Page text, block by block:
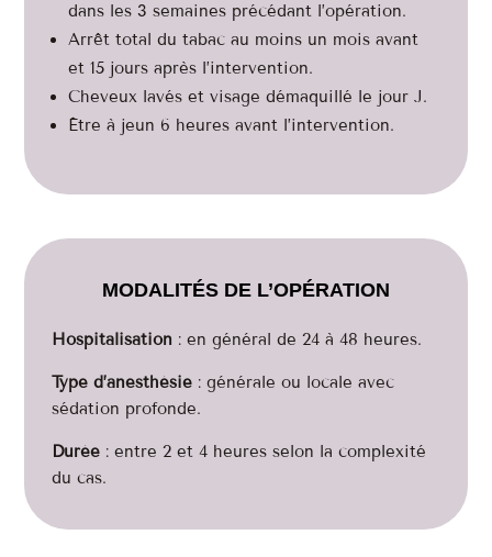
dans les 3 semaines précédant l’opération.
Arrêt total du tabac au moins un mois avant
et 15 jours après l’intervention.
Cheveux lavés et visage démaquillé le jour J.
Être à jeun 6 heures avant l’intervention.
MODALITÉS DE L’OPÉRATION
Hospitalisation : en général de 24 à 48 heures.
Type d’anesthésie : générale ou locale avec
sédation profonde.
Durée : entre 2 et 4 heures selon la complexité
du cas.